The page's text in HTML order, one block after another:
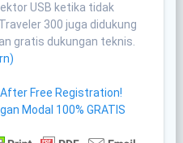
USB ketika tidak
300 juga didukung
gratis dukungan teknis.
Free Registration!
Modal 100% GRATIS